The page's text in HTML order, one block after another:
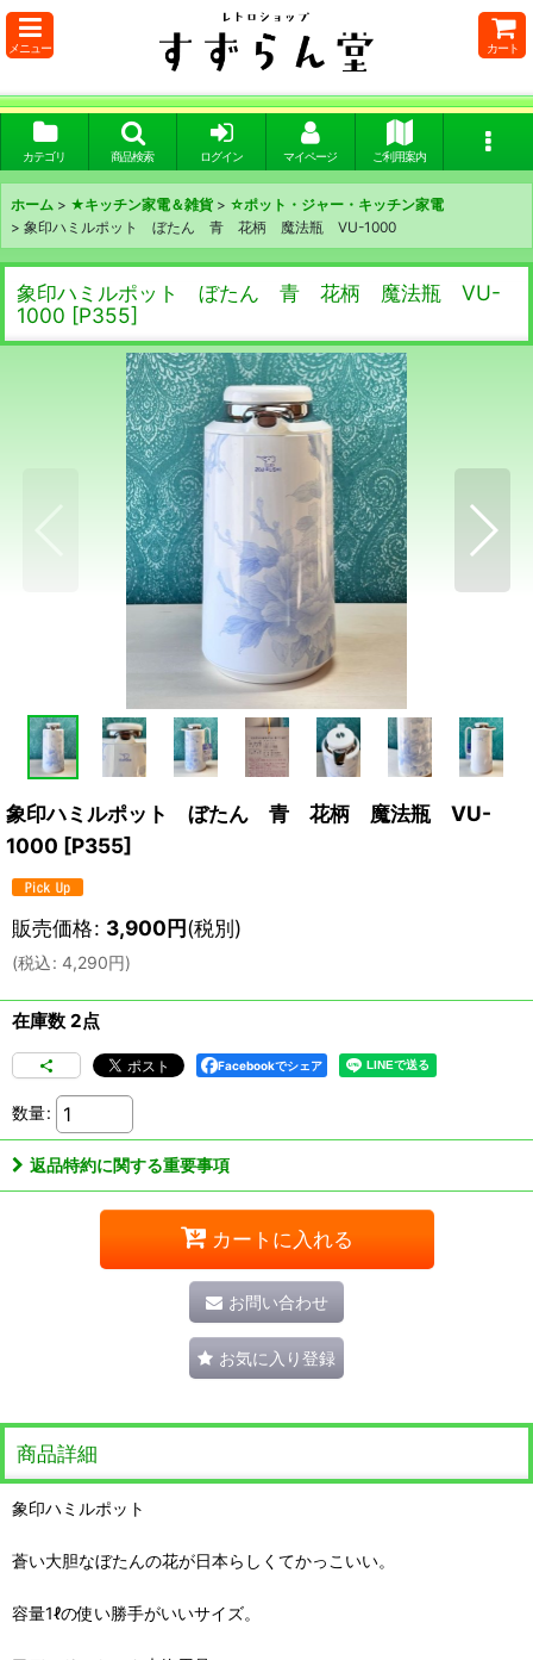
メニュー カート
カテゴリ 商品検索 ログイン マイページ ご利用案内
ホーム > ★キッチン家電＆雑貨 > ☆ポット・ジャー・キッチン家電
> 象印ハミルポット ぼたん 青 花柄 魔法瓶 VU-1000
象印ハミルポット ぼたん 青 花柄 魔法瓶 VU-
1000 [P355]
象印ハミルポット ぼたん 青 花柄 魔法瓶 VU-
1000 [P355]
販売価格: 3,900円(税別)
(税込: 4,290円)
在庫数 2点
Facebookでシェア
数量:
返品特約に関する重要事項
カートに入れる
お問い合わせ
お気に入り登録
商品詳細
象印ハミルポット
蒼い大胆なぼたんの花が日本らしくてかっこいい。
容量1ℓの使い勝手がいいサイズ。